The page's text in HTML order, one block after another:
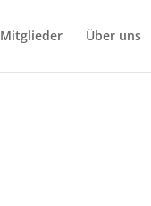
Mitglieder Über uns